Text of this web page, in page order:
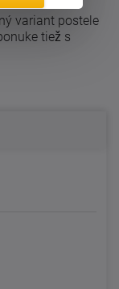
variant postele
tiež s